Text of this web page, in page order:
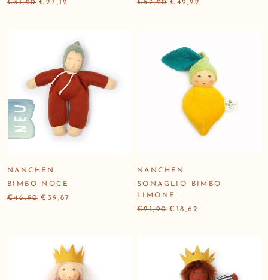
€31,90 €27,12 €57,90 €49,22
NANCHEN
BIMBO NOCE
€46,90 €39,87
NANCHEN
SONAGLIO BIMBO
LIMONE
€21,90 €18,62